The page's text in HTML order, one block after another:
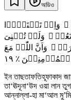
অডিও
وَاِنۡ تَنۡتَہُوۡا
وَلَنۡ تُغۡنِیَ
وَاَنَّ اللّٰہَ مَعَ
الۡمُؤۡمِنِیۡنَ ٪ ١٩
ইন তাছতাফতিহূফাকাদ
তা‘ঊদূনা‘উদ ওয়া লান
আন্নাল্লা-হা মা‘আল